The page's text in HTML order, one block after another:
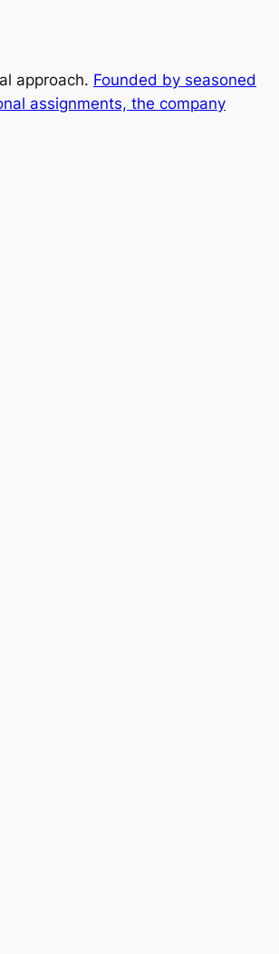
approach. Founded by seasoned
assignments, the company